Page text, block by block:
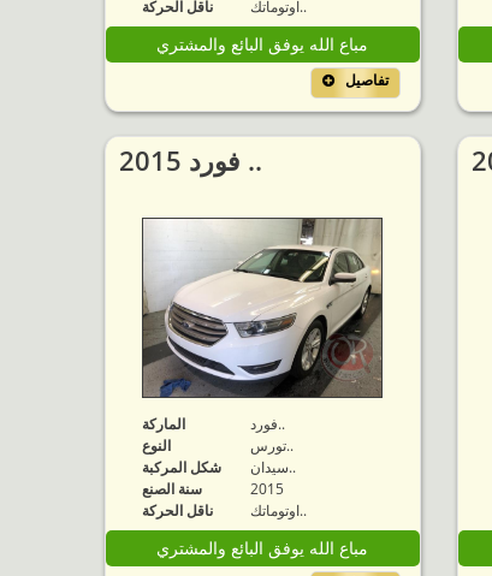
ناقل الحركة
اوتوماتك..
مباع الله يوفق البائع والمشتري
تفاصيل
2015 فورد ..
الماركة
فورد..
النوع
تورس..
شكل المركبة
سيدان..
سنة الصنع
2015
ناقل الحركة
اوتوماتك..
مباع الله يوفق البائع والمشتري